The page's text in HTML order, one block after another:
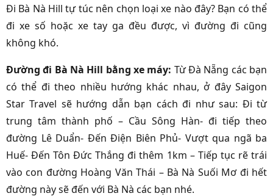
Đi Bà Nà Hill tự túc nên chọn loại xe nào đây? Bạn có thể
đi xe số hoặc xe tay ga đều được, vì đường đi cũng
không khó.
Đường đi Bà Nà Hill bằng xe máy: Từ Đà Nẵng các bạn
có thể đi theo nhiều hướng khác nhau, ở đây Saigon
Star Travel sẽ hướng dẫn bạn cách đi như sau: Đi từ
trung tâm thành phố – Cầu Sông Hàn- đi tiếp theo
đường Lê Duẩn- Đến Điện Biên Phủ- Vượt qua ngã ba
Huế- Đến Tôn Đức Thắng đi thêm 1km – Tiếp tục rẽ trái
vào con đường Hoàng Văn Thái – Bà Nà Suối Mơ đi hết
đường này sẽ đến với Bà Nà các bạn nhé.